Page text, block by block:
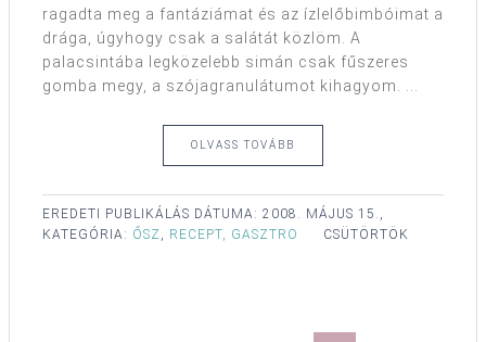
ragadta meg a fantáziámat és az ízlelőbimbóimat a
drága, úgyhogy csak a salátát közlöm. A
palacsintába legközelebb simán csak fűszeres
gomba megy, a szójagranulátumot kihagyom. ...
OLVASS TOVÁBB
EREDETI PUBLIKÁLÁS DÁTUMA: 2008. MÁJUS 15.,
CSÜTÖRTÖK
KATEGÓRIA: ŐSZ RECEPT, GASZTRO